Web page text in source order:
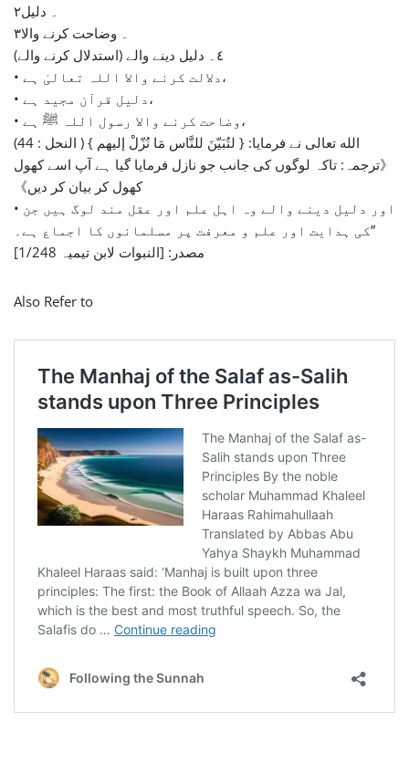
۲۔ دلیل
۳۔ وضاحت کرنے والا
٤۔ دلیل دینے والے (استدلال کرنے والے)
• دلالت کرنے والا اللہ تعالیٰ ہے،
• دلیل قرآن مجید ہے،
• وضاحت کرنے والا رسول اللہ ﷺ ہے،
الله تعالى نے فرمایا: { لتُبَيّنَ للنَّاس مَا نُزّلْ إليهم } ( النحل : 44)
《ترجمہ: تاکہ لوگوں کی جانب جو نازل فرمایا گیا ہے آپ اسے کھول
کھول کر بیان کر دیں》
• اور دلیل دینے والے وہ اہل علم اور عقل مند لوگ ہیں جن
کی ہدایت اور علم و معرفت پر مسلمانوں کا اجماع ہے۔”
مصدر: [النبوات لابن تیمیہ 1/248]
Also Refer to